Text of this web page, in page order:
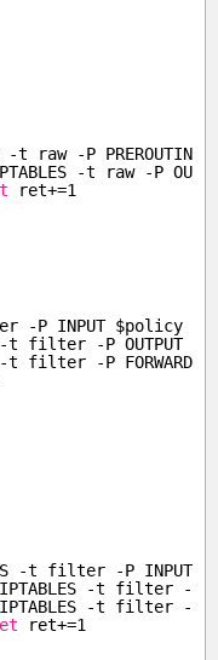
-t raw -P
-t raw -P
ret+=1
-P INPUT $policy \
-t filter -P OUTPUT
-t filter -P FORWARD
-t filter -P INPUT
-t filter -P
-t filter -P
ret+=1